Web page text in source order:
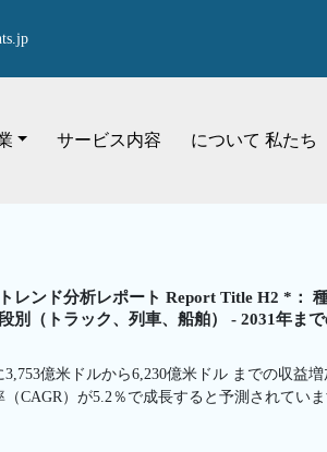
サービス内容 について 私たち
レンド分析レポート Report Title H2 *： 種
別（トラック、列車、船舶） - 2031年ま
億米ドルから6,230億米ドル までの収益増
CAGR）が5.2％で成長すると予測されていま